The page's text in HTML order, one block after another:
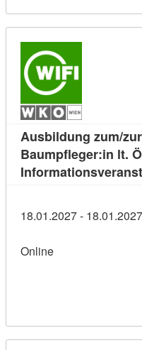
Ausbildung zum/
Baumpfleger:in lt.
18.01.2027 - 18.01.2027
Online